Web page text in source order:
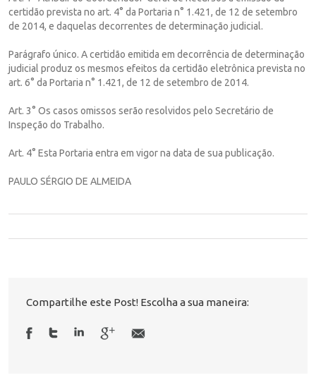
certidão prevista no art. 4° da Portaria n° 1.421, de 12 de setembro
de 2014, e daquelas decorrentes de determinação judicial.
Parágrafo único. A certidão emitida em decorrência de determinação
judicial produz os mesmos efeitos da certidão eletrônica prevista no
art. 6° da Portaria n° 1.421, de 12 de setembro de 2014.
Art. 3° Os casos omissos serão resolvidos pelo Secretário de
Inspeção do Trabalho.
Art. 4° Esta Portaria entra em vigor na data de sua publicação.
PAULO SÉRGIO DE ALMEIDA
Compartilhe este Post! Escolha a sua maneira: